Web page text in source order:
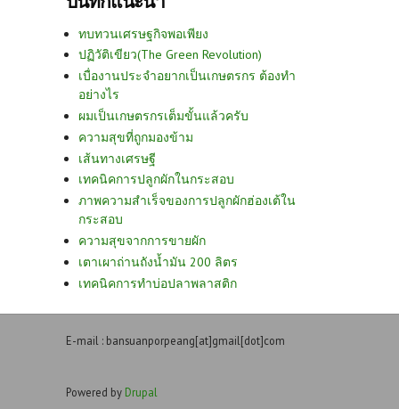
ทบทวนเศรษฐกิจพอเพียง
ปฏิวัติเขียว(The Green Revolution)
เบื่องานประจำอยากเป็นเกษตรกร ต้องทำ
อย่างไร
ผมเป็นเกษตรกรเต็มขั้นแล้วครับ
ความสุขที่ถูกมองข้าม
เส้นทางเศรษฐี
เทคนิคการปลูกผักในกระสอบ
ภาพความสำเร็จของการปลูกผักฮ่องเต้ใน
กระสอบ
ความสุขจากการขายผัก
เตาเผาถ่านถังน้ำมัน 200 ลิตร
เทคนิคการทำบ่อปลาพลาสติก
E-mail : bansuanporpeang[at]gmail[dot]com
Powered by Drupal